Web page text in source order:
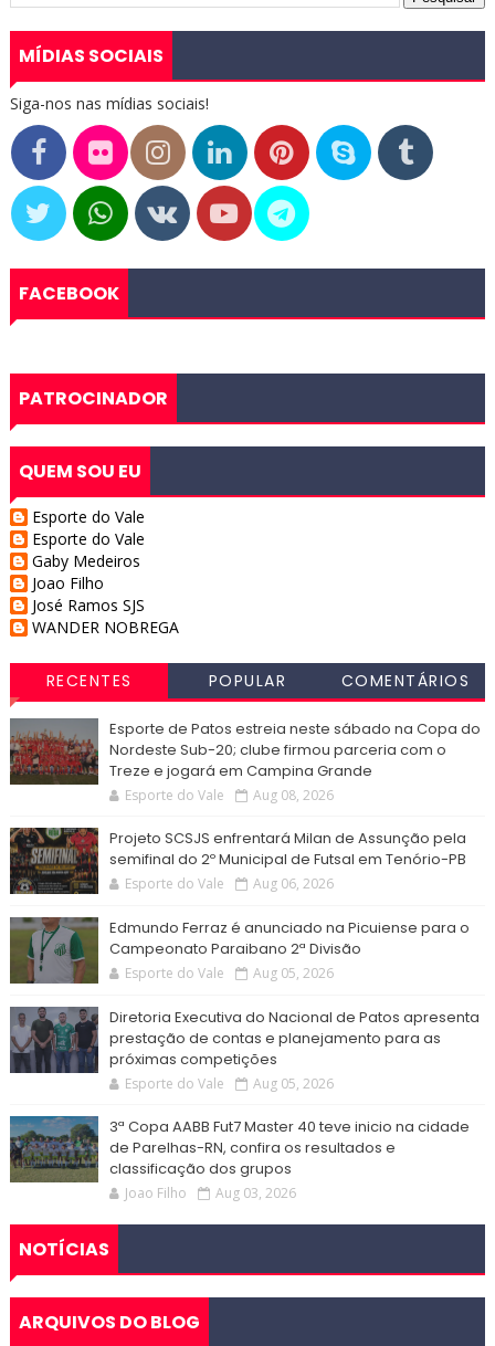
MÍDIAS SOCIAIS
Siga-nos nas mídias sociais!
FACEBOOK
PATROCINADOR
QUEM SOU EU
Esporte do Vale
Esporte do Vale
Gaby Medeiros
Joao Filho
José Ramos SJS
WANDER NOBREGA
RECENTES POPULAR COMENTÁRIOS
Esporte de Patos estreia neste sábado na Copa do
Nordeste Sub-20; clube firmou parceria com o
Treze e jogará em Campina Grande
Esporte do Vale Aug 08, 2026
Projeto SCSJS enfrentará Milan de Assunção pela
semifinal do 2º Municipal de Futsal em Tenório-PB
Esporte do Vale Aug 06, 2026
Edmundo Ferraz é anunciado na Picuiense para o
Campeonato Paraibano 2ª Divisão
Esporte do Vale Aug 05, 2026
Diretoria Executiva do Nacional de Patos apresenta
prestação de contas e planejamento para as
próximas competições
Esporte do Vale Aug 05, 2026
3ª Copa AABB Fut7 Master 40 teve inicio na cidade
de Parelhas-RN, confira os resultados e
classificação dos grupos
Joao Filho Aug 03, 2026
NOTÍCIAS
ARQUIVOS DO BLOG